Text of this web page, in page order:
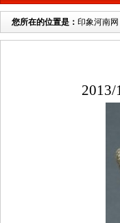
您所在的位置是： 印象河南网
2013/